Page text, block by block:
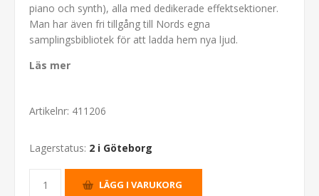
piano och synth), alla med dedikerade effektsektioner.
Man har även fri tillgång till Nords egna
samplingsbibliotek för att ladda hem nya ljud.
Läs mer
Artikelnr: 411206
Lagerstatus: 2 i Göteborg